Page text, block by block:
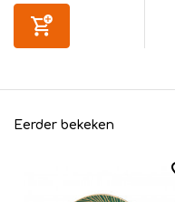
Eerder bekeken